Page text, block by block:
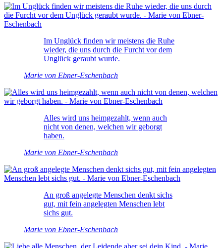
Im Unglück finden wir meistens die Ruhe
wieder, die uns durch die Furcht vor dem
Unglück geraubt wurde.
Marie von Ebner-Eschenbach
Alles wird uns heimgezahlt, wenn auch
nicht von denen, welchen wir geborgt
haben.
Marie von Ebner-Eschenbach
An groß angelegte Menschen denkt sichs
gut, mit fein angelegten Menschen lebt
sichs gut.
Marie von Ebner-Eschenbach